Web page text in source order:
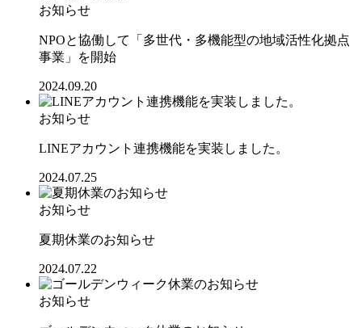
お知らせ
NPOと協働して「多世代・多機能型の地域活性化拠点
事業」を開始
2024.09.20
お知らせ
LINEアカウント連携機能を実装しました。
2024.07.25
お知らせ
夏期休業のお知らせ
2024.07.22
お知らせ